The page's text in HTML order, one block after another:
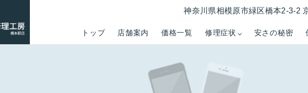
トップ 店舗案内 価格一覧 修理症状 安さの秘密
神奈川県相模原市緑区橋本2-3-2